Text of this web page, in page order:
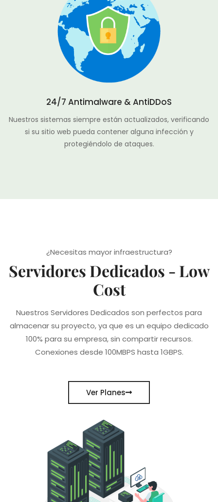
24/7 Antimalware & AntiDDoS
Nuestros sistemas siempre están actualizados, verificando
si su sitio web pueda contener alguna infección y
protegiéndolo de ataques.
¿Necesitas mayor infraestructura?
Servidores Dedicados - Low
Cost
Nuestros Servidores Dedicados son perfectos para
almacenar su proyecto, ya que es un equipo dedicado
100% para su empresa, sin compartir recursos.
Conexiones desde 100MBPS hasta 1GBPS.
Ver Planes